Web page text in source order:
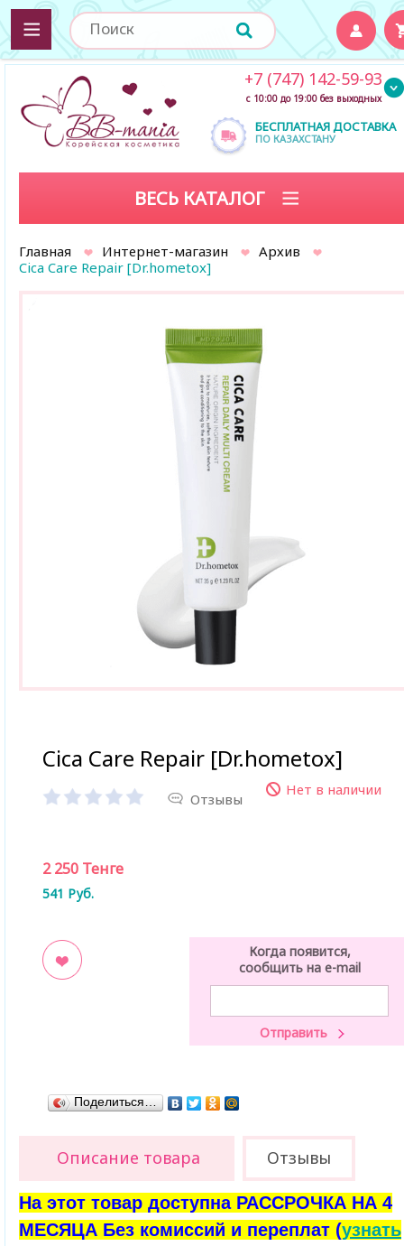
БЕСПЛАТНАЯ ДОСТАВКА
ПО КАЗАХСТАНУ
+7 (747) 142-59-93
с 10:00 до 19:00 без выходных
ВЕСЬ КАТАЛОГ
Главная Интернет-магазин
Архив
Cica Care Repair [Dr.hometox]
Cica Care Repair [Dr.hometox]
Отзывы
Нет в наличии
2 250 Тенге
541 Руб.
Когда появится,
сообщить на e-mail
Поделиться…
Описание товара Отзывы
На этот товар доступна РАССРОЧКА НА 4
МЕСЯЦА Без комиссий и переплат (узнать